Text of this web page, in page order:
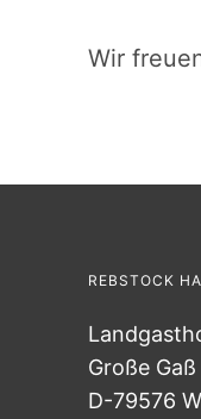
Wir
REBSTOCK
Große
D-79576